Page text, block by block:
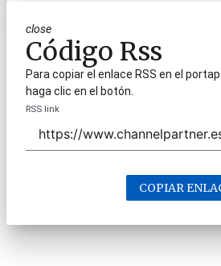
close
Código Rss
Para copiar el enlace RSS en el
haga clic en el botón.
RSS link
COPIAR